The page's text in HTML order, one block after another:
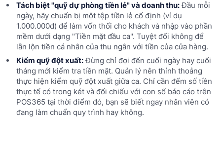
Tách biệt "quỹ dự phòng tiền lẻ" và doanh thu:Đầu mỗi
ngày, hãy chuẩn bị một tệp tiền lẻ cố định (ví dụ
1.000.000đ) để làm vốn thối cho khách và nhập vào phần
mềm dưới dạng "Tiền mặt đầu ca". Tuyệt đối không để
lẫn lộn tiền cá nhân của thu ngân với tiền của cửa hàng.
Kiểm quỹ đột xuất:Đừng chỉ đợi đến cuối ngày hay cuối
tháng mới kiểm tra tiền mặt. Quản lý nên thỉnh thoảng
thực hiện kiểm quỹ đột xuất giữa ca. Chỉ cần đếm số tiền
thực tế có trong két và đối chiếu với con số báo cáo trên
POS365 tại thời điểm đó, bạn sẽ biết ngay nhân viên có
đang làm chuẩn quy trình hay không.